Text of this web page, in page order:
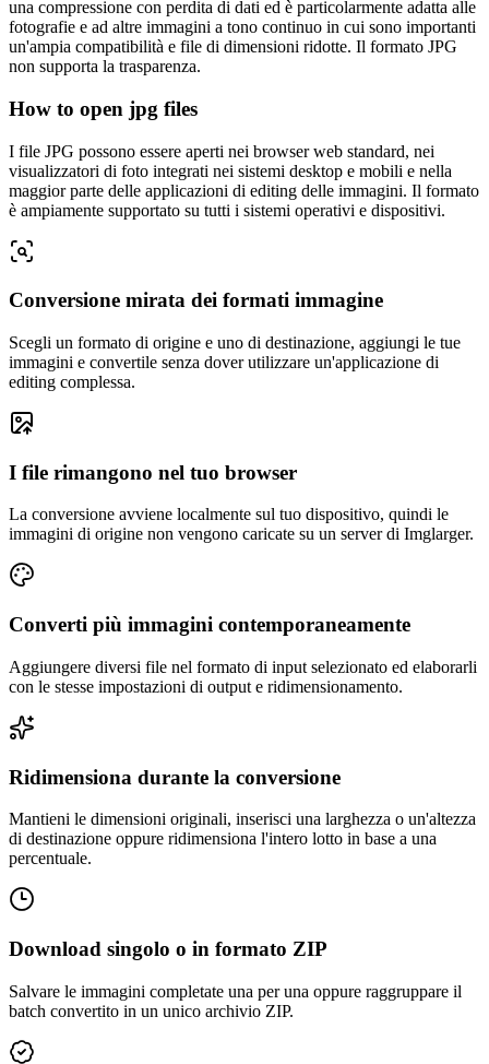
una compressione con perdita di dati ed è particolarmente adatta alle
fotografie e ad altre immagini a tono continuo in cui sono importanti
un'ampia compatibilità e file di dimensioni ridotte. Il formato JPG
non supporta la trasparenza.
How to open jpg files
I file JPG possono essere aperti nei browser web standard, nei
visualizzatori di foto integrati nei sistemi desktop e mobili e nella
maggior parte delle applicazioni di editing delle immagini. Il formato
è ampiamente supportato su tutti i sistemi operativi e dispositivi.
Conversione mirata dei formati immagine
Scegli un formato di origine e uno di destinazione, aggiungi le tue
immagini e convertile senza dover utilizzare un'applicazione di
editing complessa.
I file rimangono nel tuo browser
La conversione avviene localmente sul tuo dispositivo, quindi le
immagini di origine non vengono caricate su un server di Imglarger.
Converti più immagini contemporaneamente
Aggiungere diversi file nel formato di input selezionato ed elaborarli
con le stesse impostazioni di output e ridimensionamento.
Ridimensiona durante la conversione
Mantieni le dimensioni originali, inserisci una larghezza o un'altezza
di destinazione oppure ridimensiona l'intero lotto in base a una
percentuale.
Download singolo o in formato ZIP
Salvare le immagini completate una per una oppure raggruppare il
batch convertito in un unico archivio ZIP.